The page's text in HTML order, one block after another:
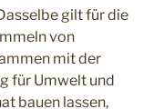
gilt für die
von
mit der
für Umwelt und
bauen lassen,